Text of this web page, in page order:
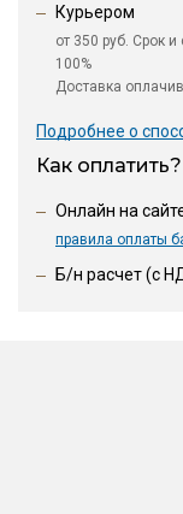
Курьером
от 350 руб. Срок
100%
Доставка
Подробнее о
Как оплатить?
Онлайн на
правила оплаты
Б/н расчет (c